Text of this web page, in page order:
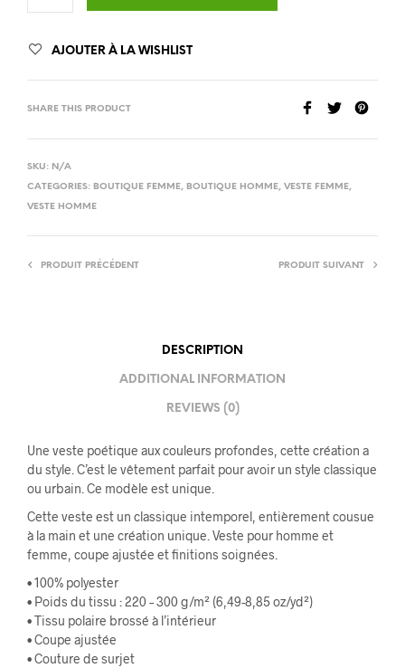
AJOUTER À LA WISHLIST
SHARE THIS PRODUCT
SKU: N/A
CATEGORIES: BOUTIQUE FEMME, BOUTIQUE HOMME, VESTE FEMME,
VESTE HOMME
PRODUIT PRÉCÉDENT PRODUIT SUIVANT
DESCRIPTION
ADDITIONAL INFORMATION
REVIEWS (0)
Une veste poétique aux couleurs profondes, cette création a
du style. C’est le vêtement parfait pour avoir un style classique
ou urbain. Ce modèle est unique.
Cette veste est un classique intemporel, entièrement cousue
à la main et une création unique. Veste pour homme et
femme, coupe ajustée et finitions soignées.
• 100% polyester
• Poids du tissu : 220 – 300 g/m² (6,49-8,85 oz/yd²)
• Tissu polaire brossé à l’intérieur
• Coupe ajustée
• Couture de surjet